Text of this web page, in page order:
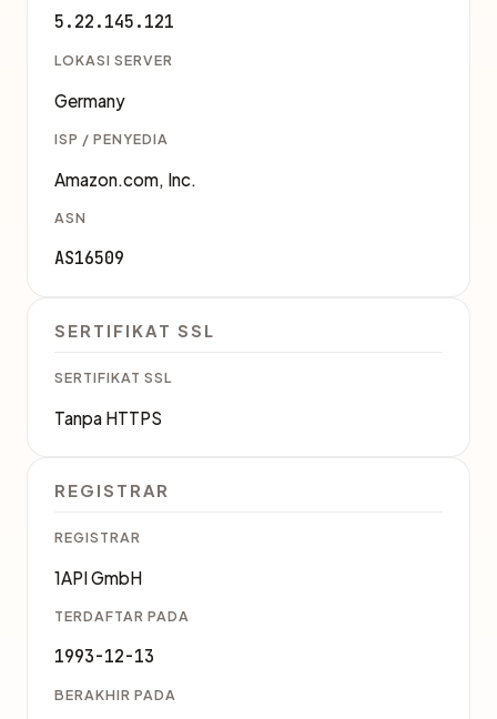
5.22.145.121
LOKASI SERVER
Germany
ISP / PENYEDIA
Amazon.com, Inc.
ASN
AS16509
SERTIFIKAT SSL
SERTIFIKAT SSL
Tanpa HTTPS
REGISTRAR
REGISTRAR
1API GmbH
TERDAFTAR PADA
1993-12-13
BERAKHIR PADA